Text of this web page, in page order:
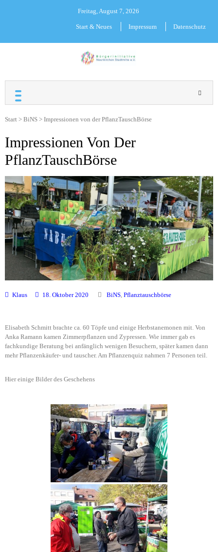
Freitag, August 7, 2026
Start & Neues Impressum Datenschutz
STADTMITTE E.V.
Start > BiNS > Impressionen von der PflanzTauschBörse
Impressionen Von Der
PflanzTauschBörse
Klaus 18. Oktober 2020 BiNS Pflanztauschbörse
Elisabeth Schmitt brachte ca. 60 Töpfe und einige Herbstanemonen mit. Von
Anka Ramann kamen Zimmerpflanzen und Zypressen. Wie immer gab es
fachkundige Beratung bei anfänglich wenigen Besuchern, später kamen dann
mehr Pflanzenkäufer- und tauscher. Am Pflanzenquiz nahmen 7 Personen teil.
Hier einige Bilder des Geschehens